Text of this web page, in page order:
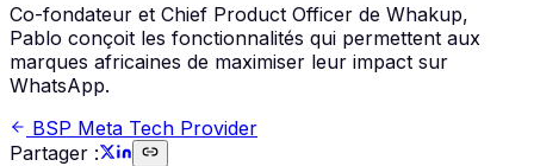
Co-fondateur et Chief Product Officer de Whakup,
Pablo conçoit les fonctionnalités qui permettent aux
marques africaines de maximiser leur impact sur
WhatsApp.
BSP Meta Tech Provider
Partager :